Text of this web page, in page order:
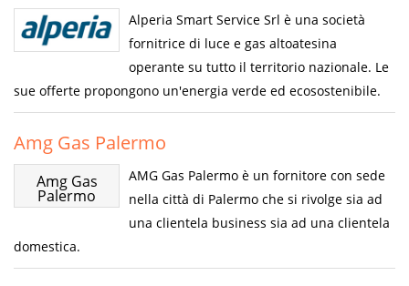
Alperia Smart Service Srl è una società
fornitrice di luce e gas altoatesina
operante su tutto il territorio nazionale. Le
sue offerte propongono un'energia verde ed ecosostenibile.
Amg Gas Palermo
Amg Gas
Palermo
AMG Gas Palermo è un fornitore con sede
nella città di Palermo che si rivolge sia ad
una clientela business sia ad una clientela
domestica.